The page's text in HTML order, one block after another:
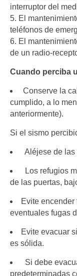
interruptor del
5. El
teléfonos de
6. El
de un radio-
Cuando perciba
Conserve la
cumplido, a lo
anteriormente).
Si el sismo
Aléjese de las
Los refugios
de las puertas,
Evite
eventuales fugas
Evite evacuar
es sólida.
Si debe
predeterminadas